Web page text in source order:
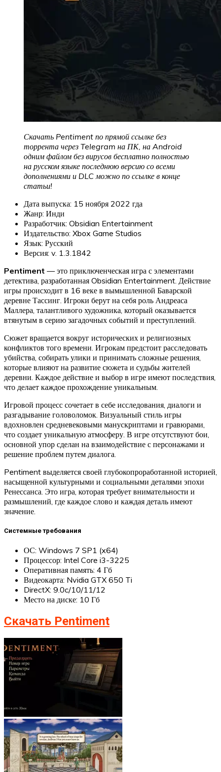
Скачать Pentiment по прямой ссылке без
торрента через Telegram на ПК, на Android
одним файлом без вирусов бесплатно полностью
на русском языке последнюю версию со всеми
дополнениями и DLC можно по ссылке в конце
статьи!
Дата выпуска: 15 ноября 2022 гда
Жанр: Инди
Разработчик: Obsidian Entertainment
Издательство: Xbox Game Studios
Язык: Русский
Версия: v. 1.3.1842
Pentiment — это приключенческая игра с элементами
детектива, разработанная Obsidian Entertainment. Действие
игры происходит в 16 веке в вымышленной Баварской
деревне Тассинг. Игроки берут на себя роль Андреаса
Маллера, талантливого художника, который оказывается
втянутым в серию загадочных событий и преступлений.
Сюжет вращается вокруг исторических и религиозных
конфликтов того времени. Игрокам предстоит расследовать
убийства, собирать улики и принимать сложные решения,
которые влияют на развитие сюжета и судьбы жителей
деревни. Каждое действие и выбор в игре имеют последствия,
что делает каждое прохождение уникальным.
Игровой процесс сочетает в себе исследования, диалоги и
разгадывание головоломок. Визуальный стиль игры
вдохновлен средневековыми манускриптами и гравюрами,
что создает уникальную атмосферу. В игре отсутствуют бои,
основной упор сделан на взаимодействие с персонажами и
решение проблем путем диалога.
Pentiment выделяется своей глубокопроработанной историей,
насыщенной культурными и социальными деталями эпохи
Ренессанса. Это игра, которая требует внимательности и
размышлений, где каждое слово и каждая деталь имеют
значение.
Системные требования
ОС: Windows 7 SP1 (x64)
Процессор: Intel Core i3-3225
Оперативная память: 4 Гб
Видеокарта: Nvidia GTX 650 Ti
DirectX: 9.0c/10/11/12
Место на диске: 10 Гб
Скачать Pentiment